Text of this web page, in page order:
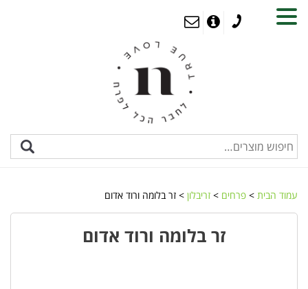
עמוד הבית > פרחים > זריבלון > זר בלומה ורוד אדום
זר בלומה ורוד אדום